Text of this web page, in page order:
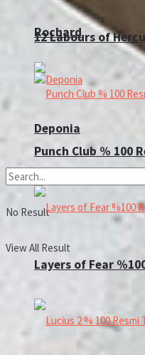
Rochard
Deponia
No Result
View All Result
12 Labours of
Punch Club % 100
Layers of Fear